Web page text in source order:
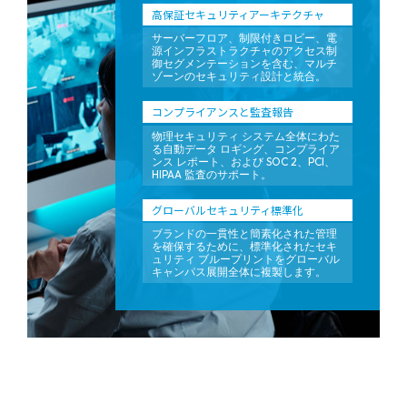
高保証セキュリティアーキテクチャ
サーバーフロア、制限付きロビー、電
源インフラストラクチャのアクセス制
御セグメンテーションを含む、マルチ
ゾーンのセキュリティ設計と統合。
コンプライアンスと監査報告
物理セキュリティ システム全体にわた
る自動データ ロギング、コンプライア
ンス レポート、および SOC 2、PCI、
HIPAA 監査のサポート。
グローバルセキュリティ標準化
ブランドの一貫性と簡素化された管理
を確保するために、標準化されたセキ
ュリティ ブループリントをグローバル
キャンパス展開全体に複製します。